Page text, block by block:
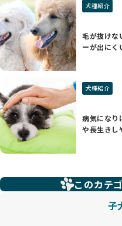
犬種紹介
毛が抜けな
ーが出にく
犬種紹介
病気になり
や長生きし
このカテ
子